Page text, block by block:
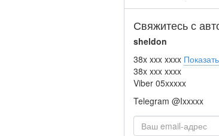
Свяжитесь с
sheldon
38x xxx xxxx
38x xxx xxxx
Viber 05xxxxx
Telegram @Ixxxxx